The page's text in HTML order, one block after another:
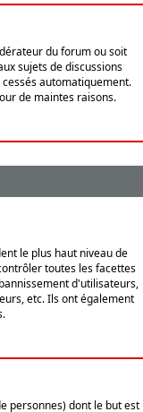
du forum ou soit
sujets de discussions
automatiquement.
de maintes raisons.
le plus haut niveau de
toutes les facettes
d'utilisateurs,
etc. Ils ont également
personnes) dont le but est